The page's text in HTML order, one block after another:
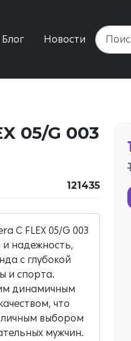
Блог
Новости
05/G 003
121435
C FLEX 05/G 003
и надежность,
с глубокой
и спорта.
динамичным
что
выбором
мужчин.